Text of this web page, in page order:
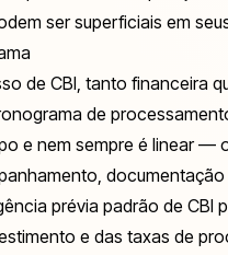
ser superficiais em
de CBI, tanto financeira
de
e nem sempre é linear
prévia padrão de
e das taxas de